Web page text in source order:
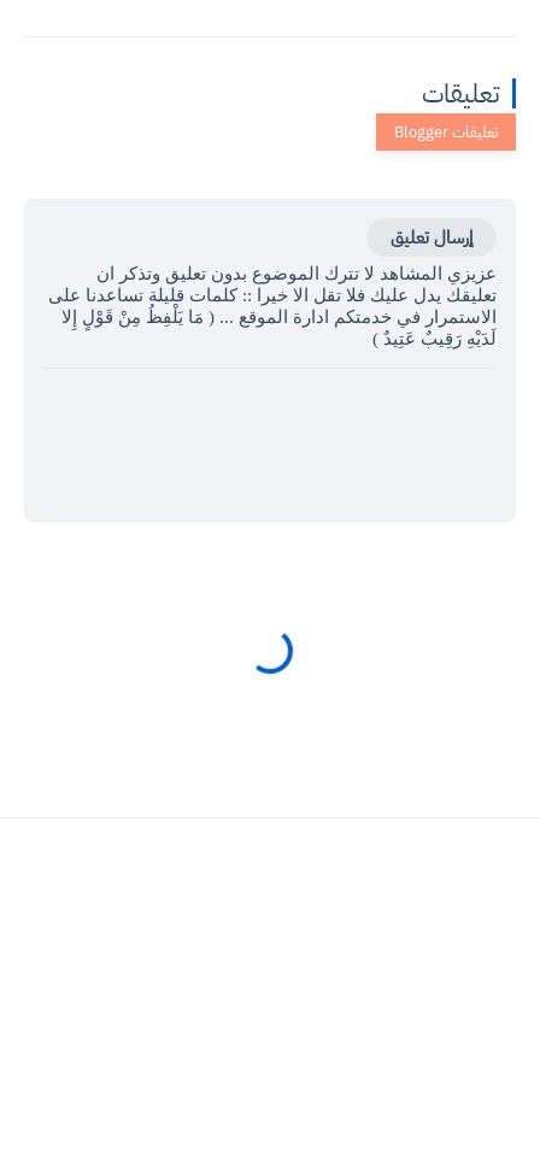
تعليقات
إرسال تعليق
عزيزي المشاهد لا تترك الموضوع بدون تعليق وتذكر ان
تعليقك يدل عليك فلا تقل الا خيرا :: كلمات قليلة تساعدنا على
الاستمرار في خدمتكم ادارة الموقع ... ( مَا يَلْفِظُ مِنْ قَوْلٍ إِلا
لَدَيْهِ رَقِيبٌ عَتِيدٌ )